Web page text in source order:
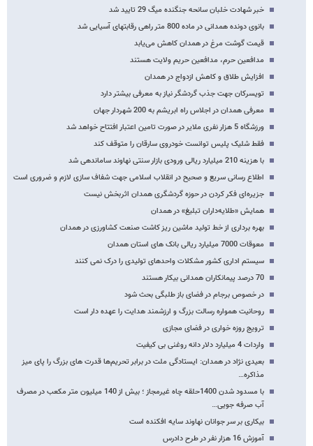
خبر شهادت خلبان سانحه جنگنده میگ 29 تایید شد
بانوی دونده همدانی در ماده 800 متر راهی رقابتهای آسیایی شد
قیمت گوشت مرغ در همدان کاهش می‌یابد
مدافعین حرم، مدافعین حریم ولایت هستند
افزایش طلاق و کاهش ازدواج در همدان
تویسرکان جهت جذب گردشگر نیاز به معرفی بیشتر دارد
معرفی همدان در اجلاس راه ابریشم به 200 شهردار جهان
ورزشگاه 5 هزار نفری ملایر در صورت تامین اعتبار افتتاح خواهد شد
فقط شلیک پلیس توانست خودروی سارقان را متوقف کند
با هزینه 210 میلیارد ریالی ورودی بازار سنتی نهاوند ساماندهی شد
اطلاع رسانی سریع و صحیح در انقلاب اسلامی جهت شفاف سازی لازم و ضروری است
جزیره‌ای فکر کردن در حوزه گردشگری همدان اثربخش نیست
همایش «طلایه‌داران تبلیغ» در همدان
بهره برداری از خط تولید ماشین ریز کاشت صنعت کشاورزی در همدان
معوقات 7000 میلیارد ریالی بانک های استان همدان
سیستم اداری کشور مشکلات واحدهای تولیدی را درک نمی کنند
70 درصد پیمانکاران همدانی بیکار هستند
در خصوص برجام در فضای باز طلبگی بحث شود
روحانیت همواره رسالت بزرگ و ارزشمند هدایت را عهده دار است
ترویج روزه خواری در فضای مجازی
واردات 4 میلیارد دلار دانه روغنی بی کیفیت
بعیدی نژاد در همدان: ایستادگی ملت در برابر تحریم‌ها قدرت های بزرگ را پای میز
مذاکره…
با مسدود شدن 1400حلقه چاه غیرمجاز ؛ بیش از 140 میلیون متر مکعب در مصرف
آب صرفه جویی…
بیکاری بر سر جوانان نهاوند سایه افکنده است
آموزش 16 هزار نفر در طرح دادرس